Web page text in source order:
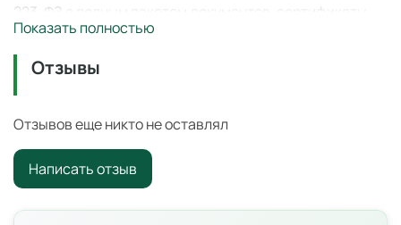
223-ФЗ с полным пакетом документов, сертификаты
ЕАЭС, гарантия производителя. Доставка по всей
России — 3–14 дней со склада в Ангарске.
Стакан 400 мл с делениями
учебное оборудование для оснащения
образовательных учреждений по ФГОС и
Минпросвещения.
Цена: 250 ₽ с НДС. Поставка по всей России для школ,
Показать полностью
Отзывы
Отзывов еще никто не оставлял
Написать отзыв